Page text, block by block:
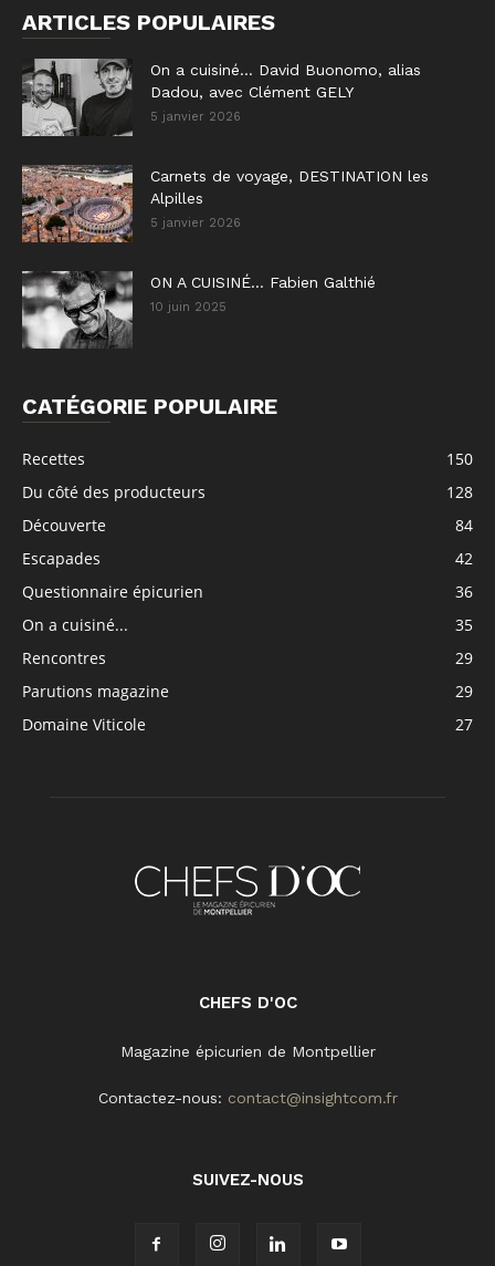
ARTICLES POPULAIRES
On a cuisiné… David Buonomo, alias
Dadou, avec Clément GELY
5 janvier 2026
Carnets de voyage, DESTINATION les
Alpilles
5 janvier 2026
ON A CUISINÉ… Fabien Galthié
10 juin 2025
CATÉGORIE POPULAIRE
Recettes
150
Du côté des producteurs
128
Découverte
84
Escapades
42
Questionnaire épicurien
36
On a cuisiné...
35
Rencontres
29
Parutions magazine
29
Domaine Viticole
27
CHEFS D'OC
Magazine épicurien de Montpellier
Contactez-nous: contact@insightcom.fr
SUIVEZ-NOUS